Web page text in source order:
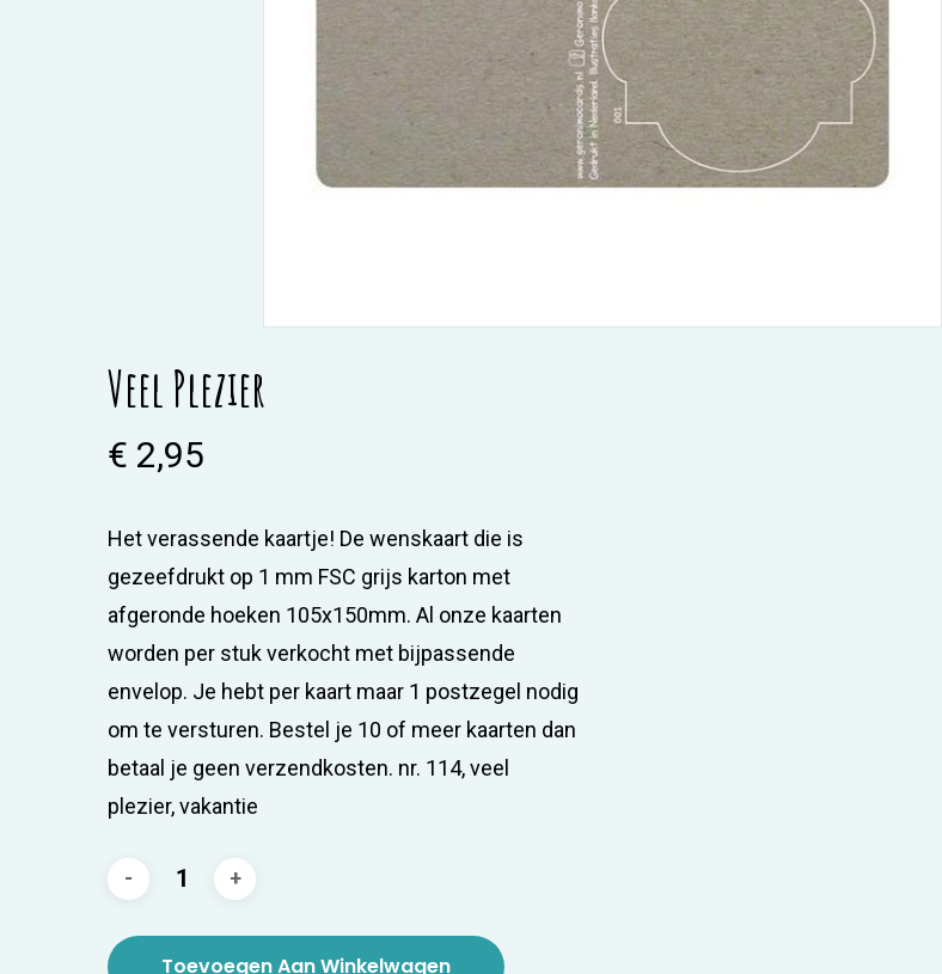
Veel Plezier
€ 2,95
Het verassende kaartje! De wenskaart die is
gezeefdrukt op 1 mm FSC grijs karton met
afgeronde hoeken 105x150mm. Al onze kaarten
worden per stuk verkocht met bijpassende
envelop. Je hebt per kaart maar 1 postzegel nodig
om te versturen. Bestel je 10 of meer kaarten dan
betaal je geen verzendkosten. nr. 114, veel
plezier, vakantie
Toevoegen Aan Winkelwagen